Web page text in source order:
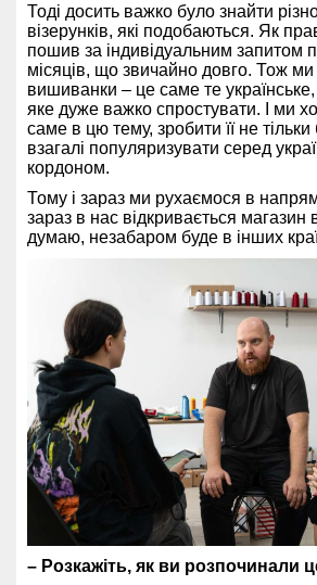
Тоді досить важко було знайти
візерунків, які подобаються. Як
пошив за індивідуальним запитом
місяців, що звичайно довго. Тож
вишиванки – це саме те
яке дуже важко спростувати. І ми
саме в цю тему, зробити її не тільки
взагалі популяризувати серед
кордоном.
Тому і зараз ми рухаємося в
зараз в нас відкривається магазин
думаю, незабаром буде в інших
– Розкажіть, як ви розпочинали